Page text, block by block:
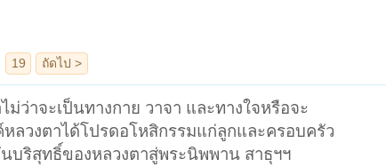
ว่าจะเป็นทางกาย วาจา และทางใจหรือจะ
ลวงตาได้โปรดอโหสิกรรมแก่ลูกและครอบครัว
บริสุทธิ์ของหลวงตาสู่พระนิพพาน สาธุฯฯ